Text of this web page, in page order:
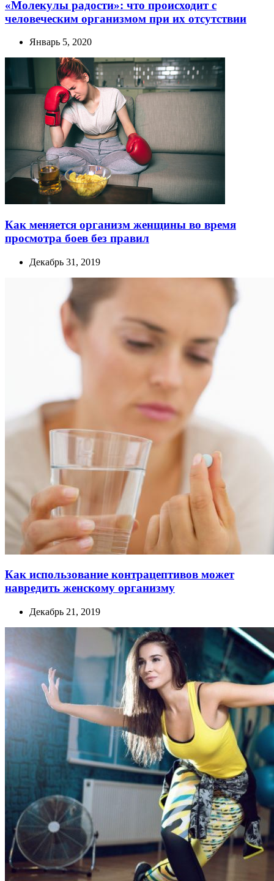
«Молекулы радости»: что происходит с
человеческим организмом при их отсутствии
Январь 5, 2020
Как меняется организм женщины во время
просмотра боев без правил
Декабрь 31, 2019
Как использование контрацептивов может
навредить женскому организму
Декабрь 21, 2019